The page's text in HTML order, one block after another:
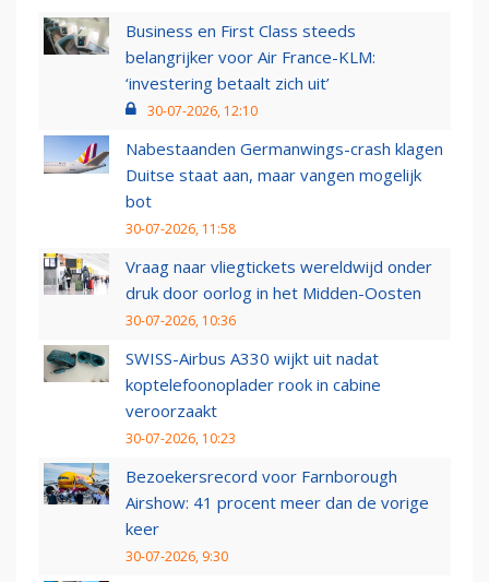
Business en First Class steeds
belangrijker voor Air France-KLM:
‘investering betaalt zich uit’
30-07-2026, 12:10
Nabestaanden Germanwings-crash klagen
Duitse staat aan, maar vangen mogelijk
bot
30-07-2026, 11:58
Vraag naar vliegtickets wereldwijd onder
druk door oorlog in het Midden-Oosten
30-07-2026, 10:36
SWISS-Airbus A330 wijkt uit nadat
koptelefoonoplader rook in cabine
veroorzaakt
30-07-2026, 10:23
Bezoekersrecord voor Farnborough
Airshow: 41 procent meer dan de vorige
keer
30-07-2026, 9:30